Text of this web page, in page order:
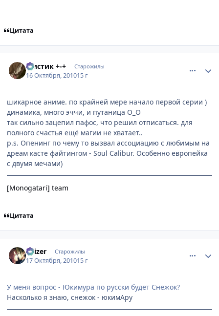
Цитата
Мистик +-+ Старожилы
16 Октября, 201015 г
шикарное аниме. по крайней мере начало первой серии )
динамика, много эччи, и путаница О_О
так сильно зацепил пафос, что решил отписаться. для
полного счастья ещё магии не хватает..
p.s. Опенинг по чему то вызвал ассоциацию с любимым на
дреам касте файтингом - Soul Calibur. Особенно европейка
с двумя мечами)
[Monogatari] team
Цитата
Kaizer Старожилы
17 Октября, 201015 г
У меня вопрос - Юкимура по русски будет Снежок?
Насколько я знаю, снежок - юкимАру